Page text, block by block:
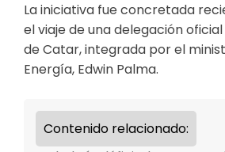
La iniciativa fue concretada
el viaje de una delegación
de Catar, integrada por el
Energía, Edwin Palma.
Contenido relacionado: